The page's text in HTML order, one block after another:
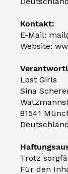
Kontakt:
E-Mail:
Website:
Lost Girls
Sina
81541
Deutschland
Trotz
Für den